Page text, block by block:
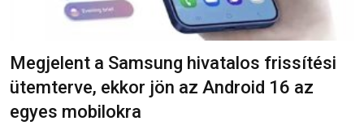
Megjelent a Samsung hivatalos frissítési
ütemterve, ekkor jön az Android 16 az
egyes mobilokra